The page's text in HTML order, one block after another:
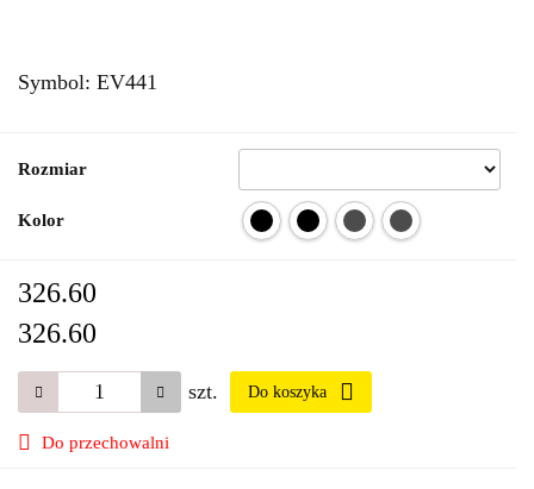
Symbol: EV441
Rozmiar
Kolor
326.60
326.60
szt. Do koszyka
Do przechowalni